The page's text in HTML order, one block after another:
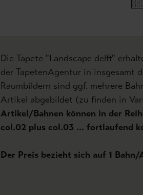
Die Tapete "Landscape delft"
der TapetenAgentur in insgesamt
Raumbildern sind ggf. mehrere
Artikel abgebildet (zu finden in
Artikel/Bahnen können in der
col.02 plus col.03 ... fortlaufend
Der Preis bezieht sich auf 1